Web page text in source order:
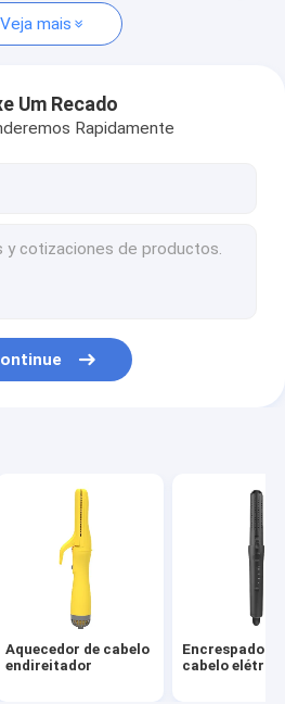
endireitador
elétrico
alta velocidade
multifuncional
Veja mais
Um Recado
Rapidamente
Aquecedor de cabelo
endireitador
Encrespador
cabelo